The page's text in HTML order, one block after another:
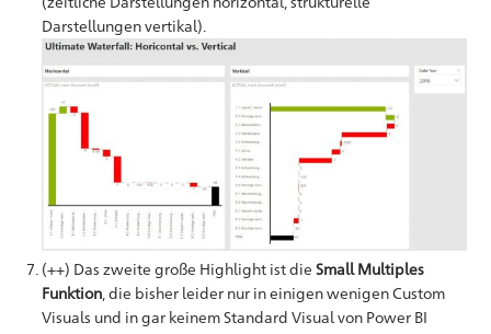
Darstellungen vertikal).
(++) Das zweite große Highlight ist dieSmall Multiples
Funktion , die bisher leider nur in einigen wenigen Custom
Visuals und in gar keinem Standard Visual von Power BI